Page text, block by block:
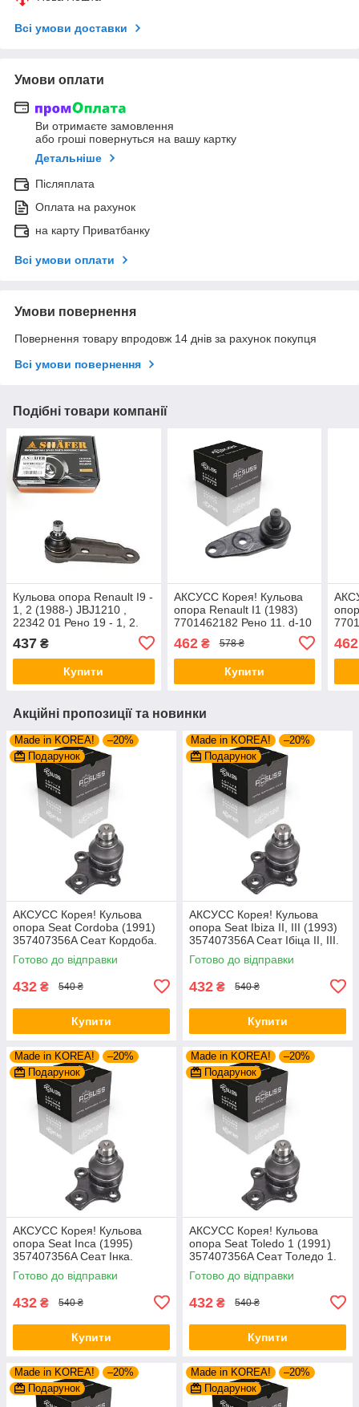
Всі умови доставки
Умови оплати
Ви отримаєте замовлення
або гроші повернуться на вашу картку
Детальніше
Післяплата
Оплата на рахунок
на карту Приватбанку
Всі умови оплати
Умови повернення
Повернення товару впродовж 14 днів за рахунок покупця
Всі умови повернення
Подібні товари компанії
Кульова опора Renault I9 -
1, 2 (1988-) JBJ1210 ,
22342 01 Рено 19 - 1, 2.
437 ₴
Купити
АКСУСС Корея! Кульова
опора Renault I1 (1983)
7701462182 Рено 11. d-10
462₴ 578 ₴
Купити
462
Акційні пропозиції та новинки
Made in KOREA!
–20%
Подарунок
AКСУСС Корея! Кульова
опора Seat Cordoba (1991)
357407356A Сеат Кордоба.
Aксусс Корея - Оригинал!
Готово до відправки
432 ₴ 540 ₴
Купити
Made in KOREA!
–20%
Подарунок
AКСУСС Корея! Кульова
опора Seat Ibiza II, III (1993)
357407356A Сеат Ібіца II, III.
Aксусс Корея - Оригинал!
Готово до відправки
432 ₴ 540 ₴
Купити
Made in KOREA!
–20%
Подарунок
AКСУСС Корея! Кульова
опора Seat Inca (1995)
357407356A Сеат Інка.
Aксусс Корея - Оригинал!
Готово до відправки
432 ₴ 540 ₴
Купити
Made in KOREA!
–20%
Подарунок
AКСУСС Корея! Кульова
опора Seat Toledo 1 (1991)
357407356A Сеат Толедо 1.
Aксусс Корея - Оригинал!
Готово до відправки
432 ₴ 540 ₴
Купити
Made in KOREA!
–20%
Подарунок
Made in KOREA!
–20%
Подарунок